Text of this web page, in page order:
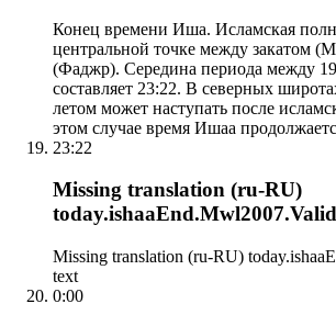
Конец времени Иша. Исламская
центральной точке между закатом
(Фаджр). Середина периода между
составляет 23:22. В северных
летом может наступать после
этом случае время Ишаа
23:22
Missing translation (ru-RU)
Missing translation (ru-RU)
text
0:00